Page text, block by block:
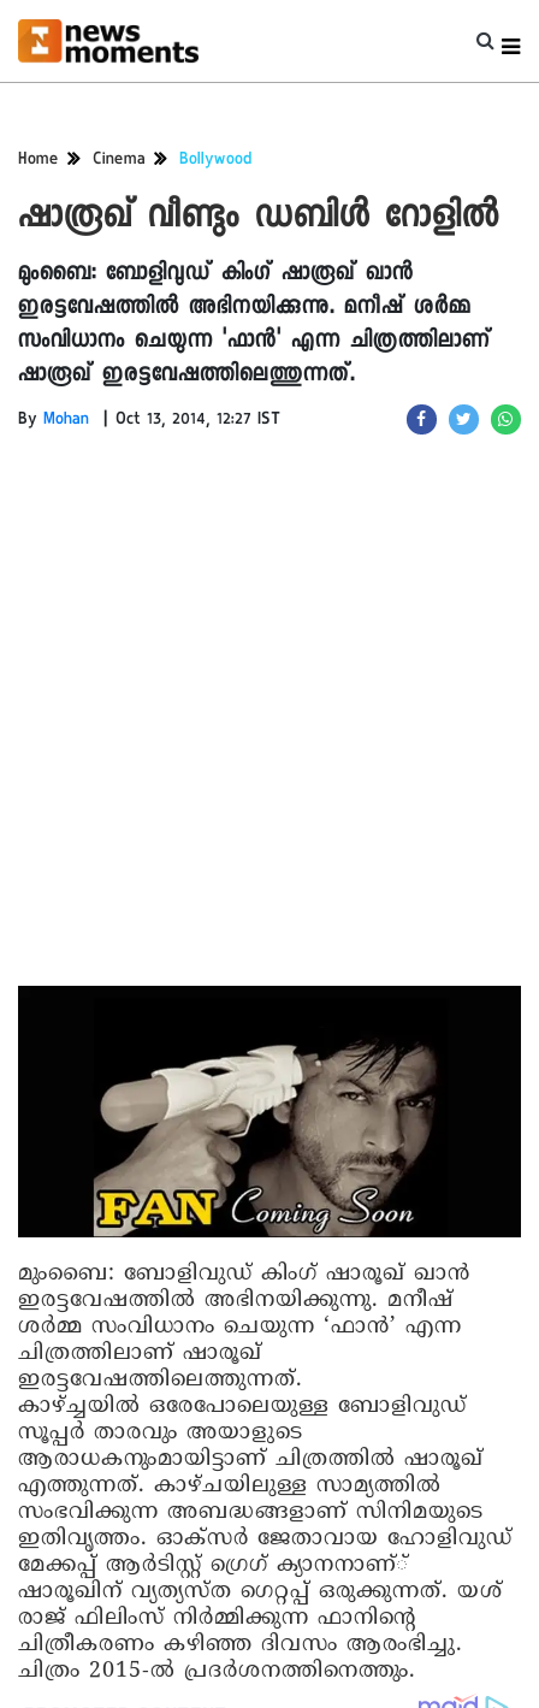
Home Cinema Bollywood
ഷാരൂഖ് വീണ്ടും ഡബിൾ റോളിൽ
മുംബൈ: ബോളിവുഡ് കിംഗ് ഷാരൂഖ് ഖാൻ
ഇരട്ടവേഷത്തിൽ അഭിനയിക്കുന്നു. മനീഷ് ശർമ്മ
സംവിധാനം ചെയുന്ന 'ഫാൻ' എന്ന ചിത്രത്തിലാണ്
ഷാരൂഖ് ഇരട്ടവേഷത്തിലെത്തുന്നത്.
By Mohan | Oct 13, 2014, 12:27 IST
മുംബൈ: ബോളിവുഡ് കിംഗ് ഷാരൂഖ് ഖാൻ
ഇരട്ടവേഷത്തിൽ അഭിനയിക്കുന്നു. മനീഷ്
ശർമ്മ സംവിധാനം ചെയുന്ന ‘ഫാൻ’ എന്ന
ചിത്രത്തിലാണ് ഷാരൂഖ്
ഇരട്ടവേഷത്തിലെത്തുന്നത്.
കാഴ്ച്ചയിൽ ഒരേപോലെയുള്ള ബോളിവുഡ്
സൂപ്പർ താരവും അയാളുടെ
ആരാധകനുംമായിട്ടാണ് ചിത്രത്തിൽ ഷാരൂഖ്
എത്തുന്നത്. കാഴ്ചയിലുള്ള സാമ്യത്തിൽ
സംഭവിക്കുന്ന അബദ്ധങ്ങളാണ് സിനിമയുടെ
ഇതിവൃത്തം. ഓക്‌സർ ജേതാവായ ഹോളിവുഡ്
മേക്കപ്പ് ആർടിസ്റ്റ് ഗ്രെഗ് ക്യാനനാണ്്
ഷാരൂഖിന് വ്യത്യസ്ത ഗെറ്റപ്പ് ഒരുക്കുന്നത്. യശ്
രാജ് ഫിലിംസ് നിർമ്മിക്കുന്ന ഫാനിന്റെ
ചിത്രീകരണം കഴിഞ്ഞ ദിവസം ആരംഭിച്ചു.
ചിത്രം 2015-ൽ പ്രദർശനത്തിനെത്തും.